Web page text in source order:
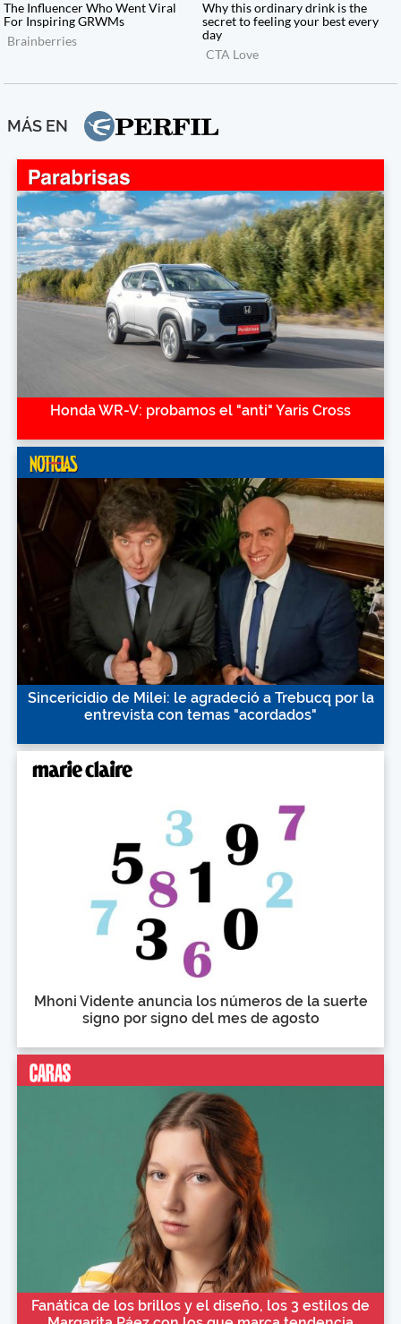
MÁS EN
Honda WR-V: probamos el "anti" Yaris Cross
Sincericidio de Milei: le agradeció a Trebucq por la
entrevista con temas "acordados"
Mhoni Vidente anuncia los números de la suerte
signo por signo del mes de agosto
Fanática de los brillos y el diseño, los 3 estilos de